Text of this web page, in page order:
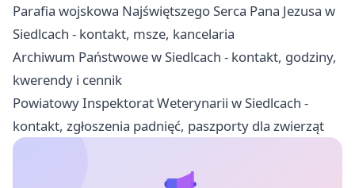
Parafia wojskowa Najświętszego Serca Pana Jezusa w
Siedlcach - kontakt, msze, kancelaria
Archiwum Państwowe w Siedlcach - kontakt, godziny,
kwerendy i cennik
Powiatowy Inspektorat Weterynarii w Siedlcach -
kontakt, zgłoszenia padnięć, paszporty dla zwierząt